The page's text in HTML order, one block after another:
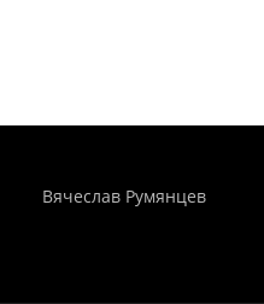
Вячеслав Румянцев